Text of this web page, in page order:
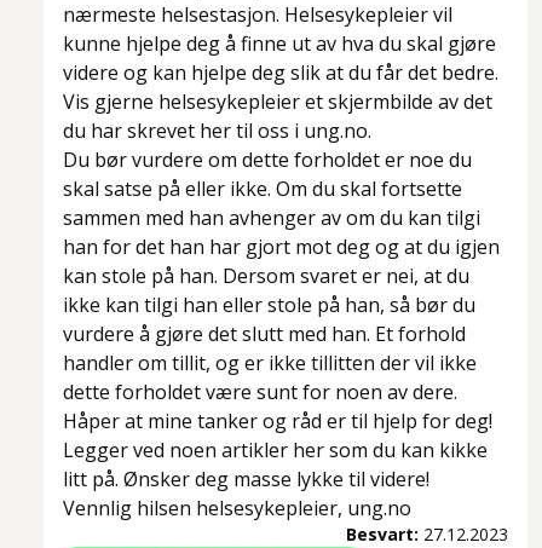
nærmeste helsestasjon. Helsesykepleier vil
kunne hjelpe deg å finne ut av hva du skal gjøre
videre og kan hjelpe deg slik at du får det bedre.
Vis gjerne helsesykepleier et skjermbilde av det
du har skrevet her til oss i ung.no.
Du bør vurdere om dette forholdet er noe du
skal satse på eller ikke. Om du skal fortsette
sammen med han avhenger av om du kan tilgi
han for det han har gjort mot deg og at du igjen
kan stole på han. Dersom svaret er nei, at du
ikke kan tilgi han eller stole på han, så bør du
vurdere å gjøre det slutt med han. Et forhold
handler om tillit, og er ikke tillitten der vil ikke
dette forholdet være sunt for noen av dere.
Håper at mine tanker og råd er til hjelp for deg!
Legger ved noen artikler her som du kan kikke
litt på. Ønsker deg masse lykke til videre!
Vennlig hilsen helsesykepleier, ung.no
Besvart: 27.12.2023